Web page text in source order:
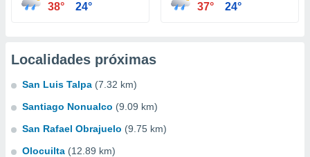
38° 24° 37° 24°
Localidades próximas
San Luis Talpa (7.32 km)
Santiago Nonualco (9.09 km)
San Rafael Obrajuelo (9.75 km)
Olocuilta (12.89 km)